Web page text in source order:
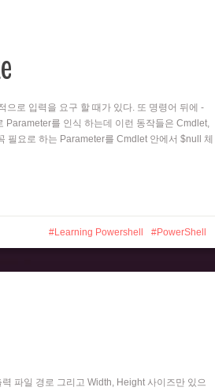
로 입력을 요구 할 때가 있다. 또 명령어 뒤에 -
Parameter를 인식 하는데 이런 동작들은 Cmdlet,
필요로 하는 Parameter를 Cmdlet 안에서 $null 체
Learning Powershell PowerShell
파일 경로 그리고 Width, Height 사이즈만 있으